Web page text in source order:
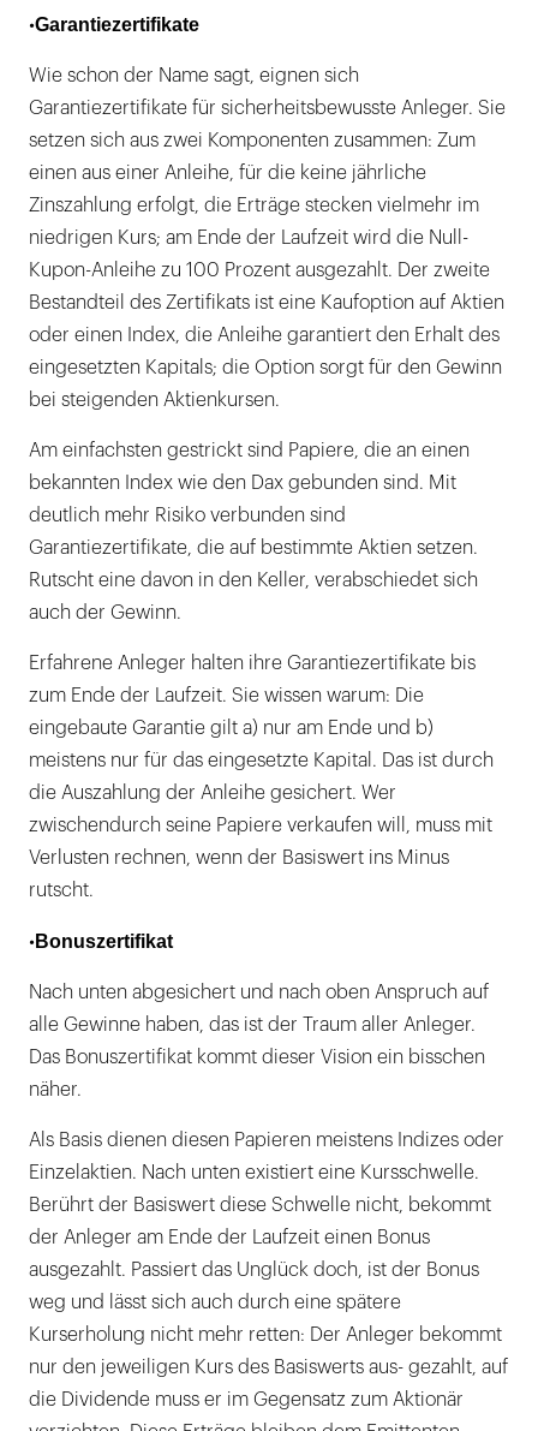
•Garantiezertifikate
Wie schon der Name sagt, eignen sich
Garantiezertifikate für sicherheitsbewusste Anleger. Sie
setzen sich aus zwei Komponenten zusammen: Zum
einen aus einer Anleihe, für die keine jährliche
Zinszahlung erfolgt, die Erträge stecken vielmehr im
niedrigen Kurs; am Ende der Laufzeit wird die Null-
Kupon-Anleihe zu 100 Prozent ausgezahlt. Der zweite
Bestandteil des Zertifikats ist eine Kaufoption auf Aktien
oder einen Index, die Anleihe garantiert den Erhalt des
eingesetzten Kapitals; die Option sorgt für den Gewinn
bei steigenden Aktienkursen.
Am einfachsten gestrickt sind Papiere, die an einen
bekannten Index wie den Dax gebunden sind. Mit
deutlich mehr Risiko verbunden sind
Garantiezertifikate, die auf bestimmte Aktien setzen.
Rutscht eine davon in den Keller, verabschiedet sich
auch der Gewinn.
Erfahrene Anleger halten ihre Garantiezertifikate bis
zum Ende der Laufzeit. Sie wissen warum: Die
eingebaute Garantie gilt a) nur am Ende und b)
meistens nur für das eingesetzte Kapital. Das ist durch
die Auszahlung der Anleihe gesichert. Wer
zwischendurch seine Papiere verkaufen will, muss mit
Verlusten rechnen, wenn der Basiswert ins Minus
rutscht.
•Bonuszertifikat
Nach unten abgesichert und nach oben Anspruch auf
alle Gewinne haben, das ist der Traum aller Anleger.
Das Bonuszertifikat kommt dieser Vision ein bisschen
näher.
Als Basis dienen diesen Papieren meistens Indizes oder
Einzelaktien. Nach unten existiert eine Kursschwelle.
Berührt der Basiswert diese Schwelle nicht, bekommt
der Anleger am Ende der Laufzeit einen Bonus
ausgezahlt. Passiert das Unglück doch, ist der Bonus
weg und lässt sich auch durch eine spätere
Kurserholung nicht mehr retten: Der Anleger bekommt
nur den jeweiligen Kurs des Basiswerts aus- gezahlt, auf
die Dividende muss er im Gegensatz zum Aktionär